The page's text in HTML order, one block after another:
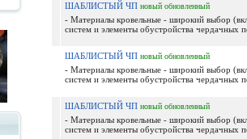
ШАБЛИСТЫЙ ЧП новый обновленный
- Материалы кровельные - широкий выбор
систем и элементы обустройства чердачных
ШАБЛИСТЫЙ ЧП новый обновленный
- Материалы кровельные - широкий выбор
систем и элементы обустройства чердачных
ШАБЛИСТЫЙ ЧП новый обновленный
- Материалы кровельные - широкий выбор
систем и элементы обустройства чердачных